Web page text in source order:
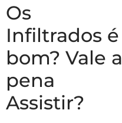
Os
Infiltrados é
bom? Vale a
pena
Assistir?